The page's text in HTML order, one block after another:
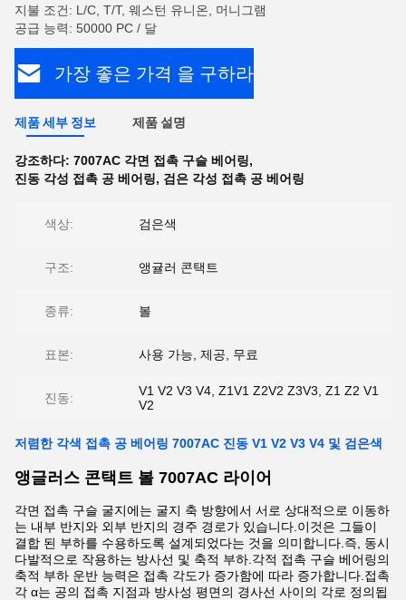
지불 조건: L/C, T/T, 웨스턴 유니온, 머니그램
공급 능력: 50000 PC / 달
가장 좋은 가격 을 구하라
제품 세부 정보 제품 설명
강조하다: 7007AC 각면 접촉 구슬 베어링,
진동 각성 접촉 공 베어링, 검은 각성 접촉 공 베어링
색상: 검은색
구조: 앵귤러 콘택트
종류: 볼
표본: 사용 가능, 제공, 무료
진동:
V1 V2 V3 V4, Z1V1 Z2V2 Z3V3, Z1 Z2 V1
V2
저렴한 각색 접촉 공 베어링 7007AC 진동 V1 V2 V3 V4 및 검은색
앵글러스 콘택트 볼 7007AC 라이어
각면 접촉 구슬 굴지에는 굴지 축 방향에서 서로 상대적으로 이동하
는 내부 반지와 외부 반지의 경주 경로가 있습니다.이것은 그들이
결합 된 부하를 수용하도록 설계되었다는 것을 의미합니다.즉, 동시
다발적으로 작용하는 방사선 및 축적 부하.각적 접촉 구슬 베어링의
축적 부하 운반 능력은 접촉 각도가 증가함에 따라 증가합니다.접촉
각 α는 공의 접촉 지점과 방사성 평면의 경사선 사이의 각로 정의됩